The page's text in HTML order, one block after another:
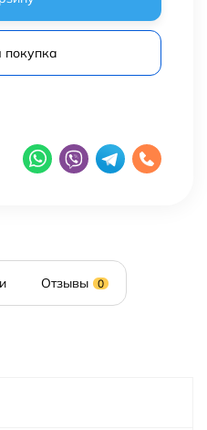
покупка
Отзывы 0